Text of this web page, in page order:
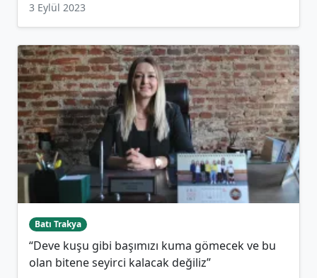
3 Eylül 2023
Batı Trakya
“Deve kuşu gibi başımızı kuma gömecek ve bu
olan bitene seyirci kalacak değiliz”